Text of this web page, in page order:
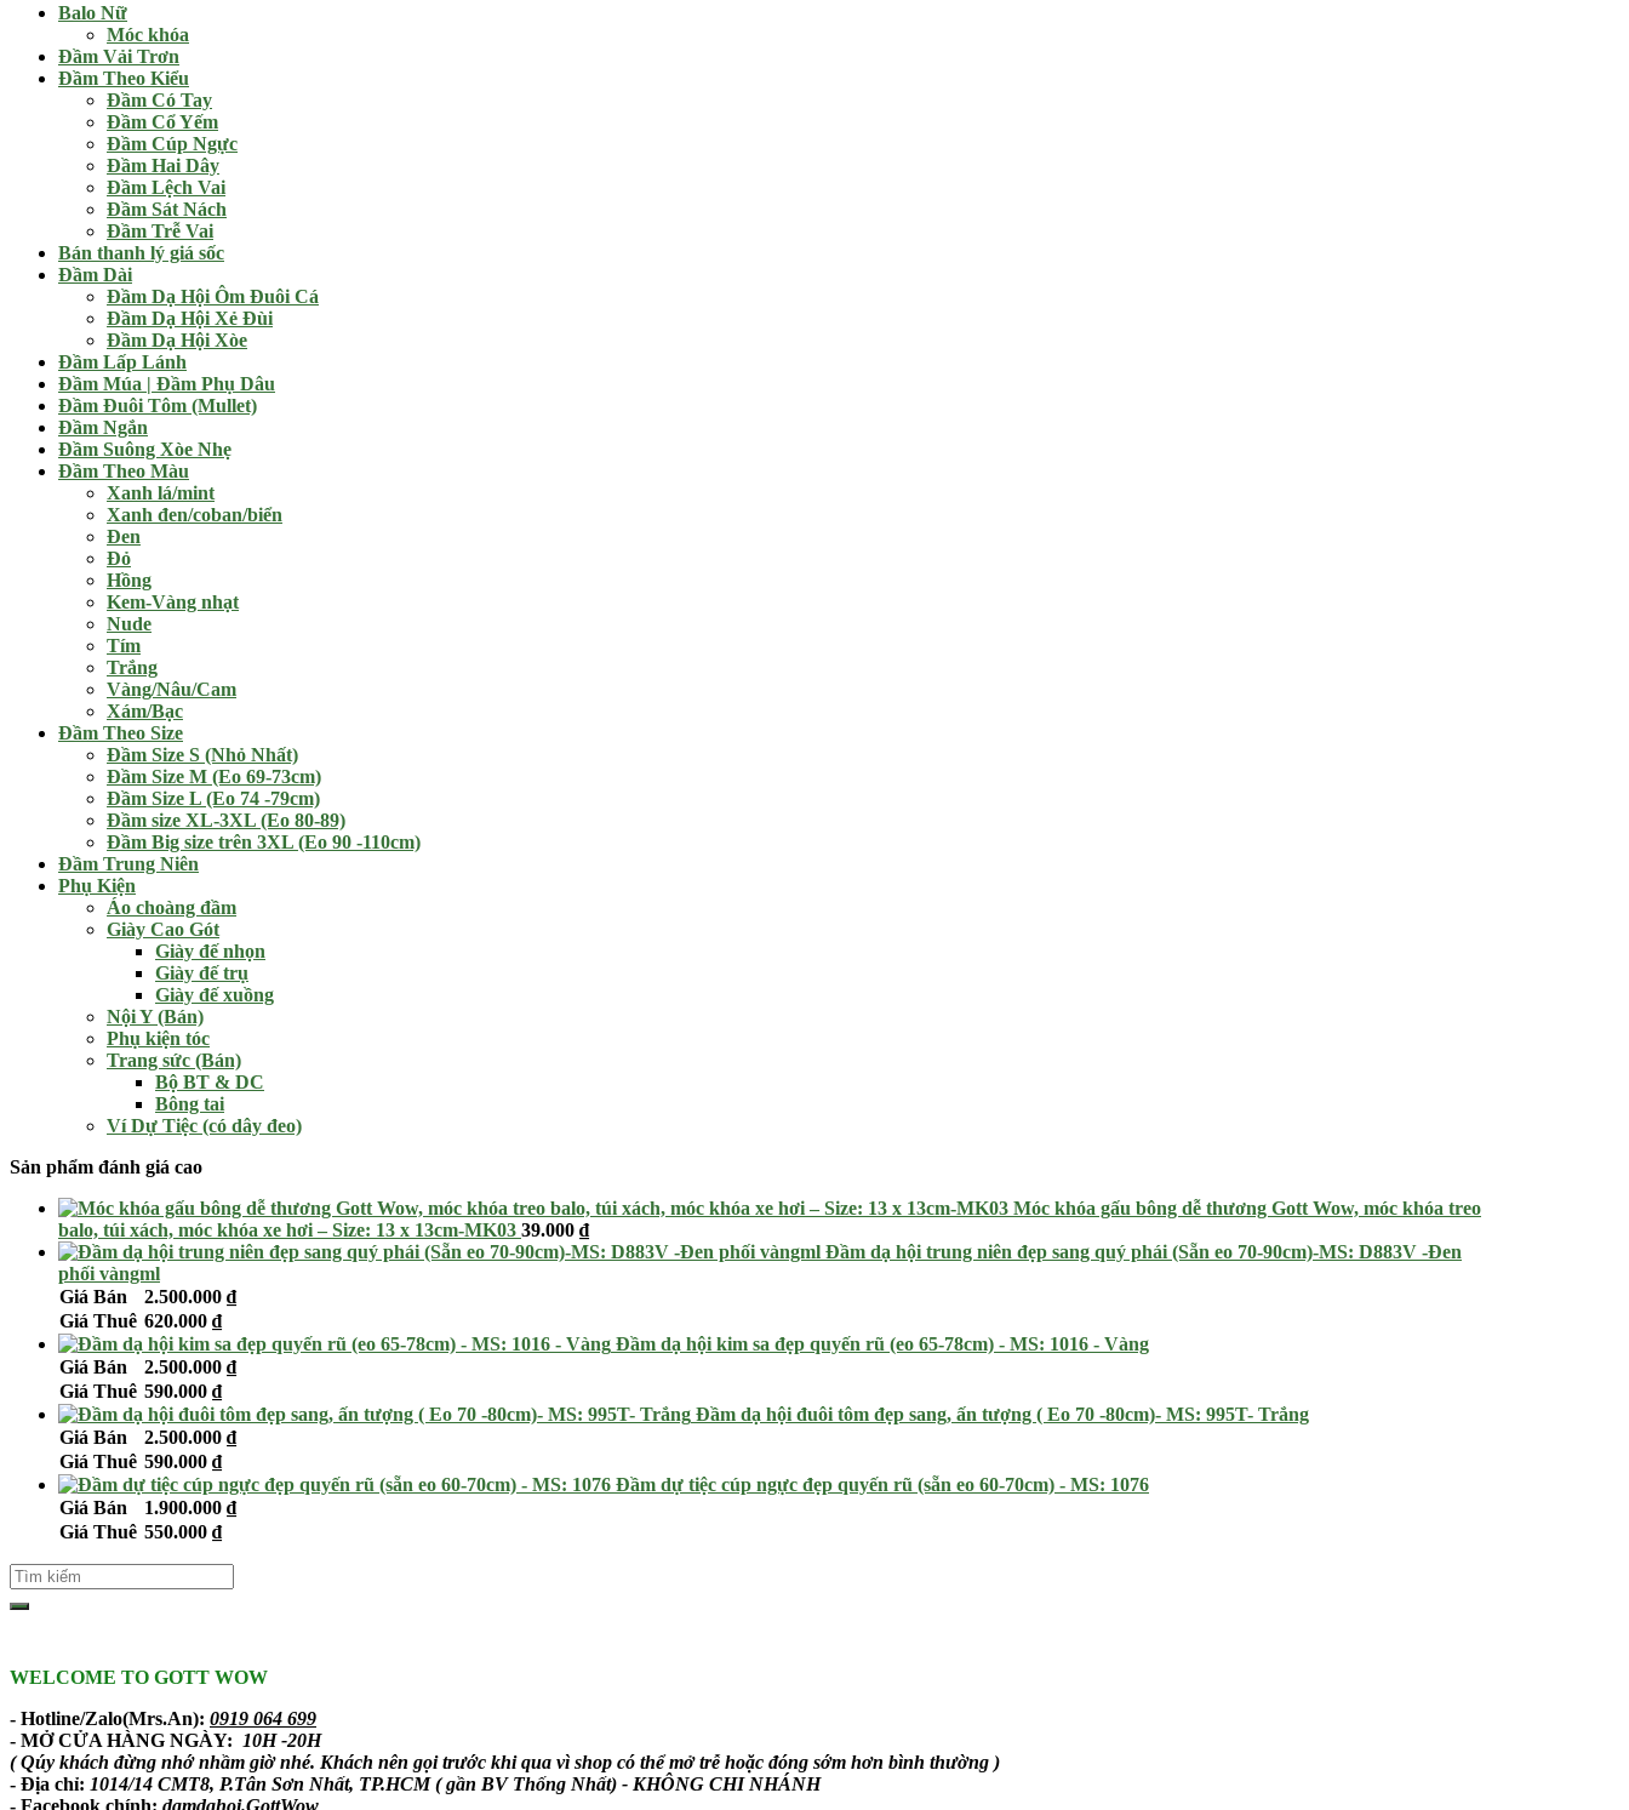
Balo Nữ
Móc khóa
Đầm Vải Trơn
Đầm Theo Kiểu
Đầm Có Tay
Đầm Cổ Yếm
Đầm Cúp Ngực
Đầm Hai Dây
Đầm Lệch Vai
Đầm Sát Nách
Đầm Trễ Vai
Bán thanh lý giá sốc
Đầm Dài
Đầm Dạ Hội Ôm Đuôi Cá
Đầm Dạ Hội Xẻ Đùi
Đầm Dạ Hội Xòe
Đầm Lấp Lánh
Đầm Múa | Đầm Phụ Dâu
Đầm Đuôi Tôm (Mullet)
Đầm Ngắn
Đầm Suông Xòe Nhẹ
Đầm Theo Màu
Xanh lá/mint
Xanh đen/coban/biển
Đen
Đỏ
Hồng
Kem-Vàng nhạt
Nude
Tím
Trắng
Vàng/Nâu/Cam
Xám/Bạc
Đầm Theo Size
Đầm Size S (Nhỏ Nhất)
Đầm Size M (Eo 69-73cm)
Đầm Size L (Eo 74 -79cm)
Đầm size XL-3XL (Eo 80-89)
Đầm Big size trên 3XL (Eo 90 -110cm)
Đầm Trung Niên
Phụ Kiện
Áo choàng đầm
Giày Cao Gót
Giày đế nhọn
Giày đế trụ
Giày đế xuồng
Nội Y (Bán)
Phụ kiện tóc
Trang sức (Bán)
Bộ BT & DC
Bông tai
Ví Dự Tiệc (có dây đeo)
Sản phẩm đánh giá cao
Móc khóa gấu bông dễ thương Gott Wow, móc khóa treo
balo, túi xách, móc khóa xe hơi – Size: 13 x 13cm-MK03 39.000 ₫
Đầm dạ hội trung niên đẹp sang quý phái (Sẵn eo 70-90cm)-MS: D883V -Đen
phối vàngml
Giá Bán
2.500.000 ₫
Giá Thuê 620.000 ₫
Đầm dạ hội kim sa đẹp quyến rũ (eo 65-78cm) - MS: 1016 - Vàng
Giá Bán
2.500.000 ₫
Giá Thuê 590.000 ₫
Đầm dạ hội đuôi tôm đẹp sang, ấn tượng ( Eo 70 -80cm)- MS: 995T- Trắng
Giá Bán
2.500.000 ₫
Giá Thuê 590.000 ₫
Đầm dự tiệc cúp ngực đẹp quyến rũ (sẵn eo 60-70cm) - MS: 1076
Giá Bán
1.900.000 ₫
Giá Thuê 550.000 ₫
WELCOME TO GOTT WOW
- Hotline/Zalo(Mrs.An): 0919 064 699
- MỞ CỬA HÀNG NGÀY:
10H -20H
( Qúy khách đừng nhớ nhầm giờ nhé. Khách nên gọi trước khi qua vì shop có thể mở trễ hoặc đóng sớm hơn bình thường )
- Địa chỉ: 1014/14 CMT8, P.Tân Sơn Nhất, TP.HCM ( gần BV Thống Nhất) - KHÔNG CHI NHÁNH